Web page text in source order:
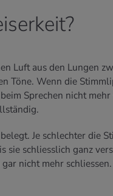
Luft aus den Lungen
Töne. Wenn die
Sprechen nicht
Je schlechter die
sie schliesslich ganz
nicht mehr schliessen.